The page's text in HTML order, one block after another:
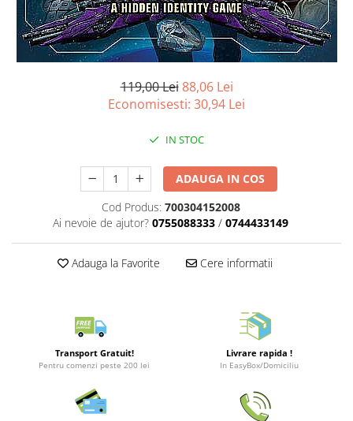
Carti
Carti de joc
Alte produse Hobby
Merch Lex Hobby Store
Figurine
Cani/Pahare
Fesuri
Studio Ghibli/My Neighbor
Totoro/Kiki etc
119,00 Lei 88,06 Lei
Economisesti: 30,94 Lei
IN STOC
ADAUGA IN COS
Cod Produs: 700304152008
Ai nevoie de ajutor? 0755088333 / 0744433149
Adauga la Favorite Cere informatii
Transport Gratuit!
Pentru comenzi peste 200 lei
Livrare rapida !
In EasyBox/Domiciliu